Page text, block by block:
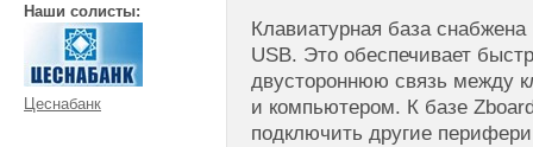
Наши солисты:
Цеснабанк
Клавиатурная база
USB. Это обеспечивает
двустороннюю связь между
и компьютером. К базе
подключить другие